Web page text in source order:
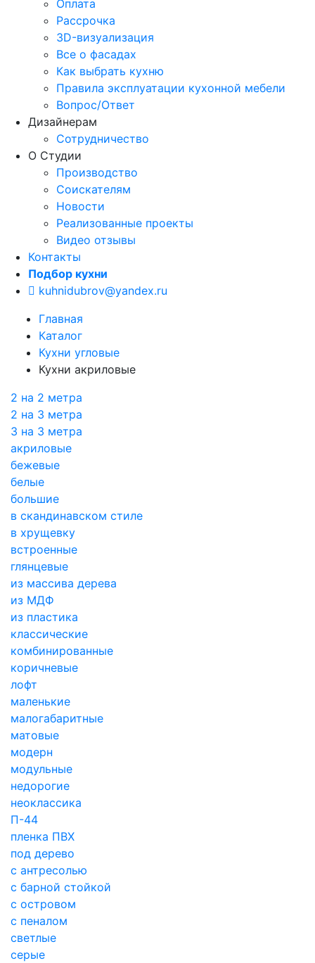
Оплата
Рассрочка
3D-визуализация
Все о фасадах
Как выбрать кухню
Правила эксплуатации кухонной мебели
Вопрос/Ответ
Дизайнерам
Сотрудничество
О Студии
Производство
Соискателям
Новости
Реализованные проекты
Видео отзывы
Контакты
Подбор кухни
kuhnidubrov@yandex.ru
Главная
Каталог
Кухни угловые
Кухни акриловые
2 на 2 метра
2 на 3 метра
3 на 3 метра
акриловые
бежевые
белые
большие
в скандинавском стиле
в хрущевку
встроенные
глянцевые
из массива дерева
из МДФ
из пластика
классические
комбинированные
коричневые
лофт
маленькие
малогабаритные
матовые
модерн
модульные
недорогие
неоклассика
П-44
пленка ПВХ
под дерево
с антресолью
с барной стойкой
с островом
с пеналом
светлые
серые